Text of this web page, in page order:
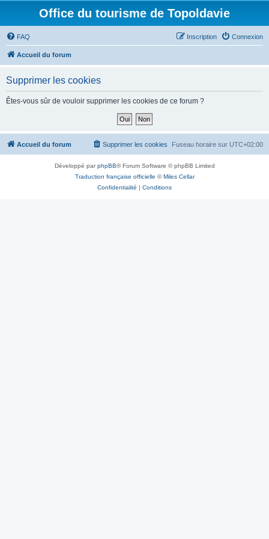
Office du tourisme de Topoldavie
FAQ Connexion
Inscription
Accueil du forum
Supprimer les cookies
Êtes-vous sûr de vouloir supprimer les cookies de ce forum ?
Accueil du forum Fuseau horaire sur UTC+02:00
Supprimer les cookies
Développé parphpBB® Forum Software © phpBB Limited
Traduction française officielle ©Miles Cellar
Confidentialité | Conditions